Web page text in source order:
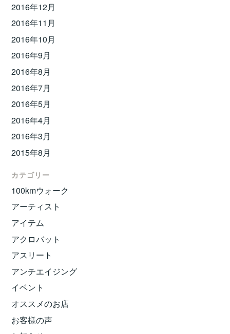
2016年12月
2016年11月
2016年10月
2016年9月
2016年8月
2016年7月
2016年5月
2016年4月
2016年3月
2015年8月
カテゴリー
100kmウォーク
アーティスト
アイテム
アクロバット
アスリート
アンチエイジング
イベント
オススメのお店
お客様の声